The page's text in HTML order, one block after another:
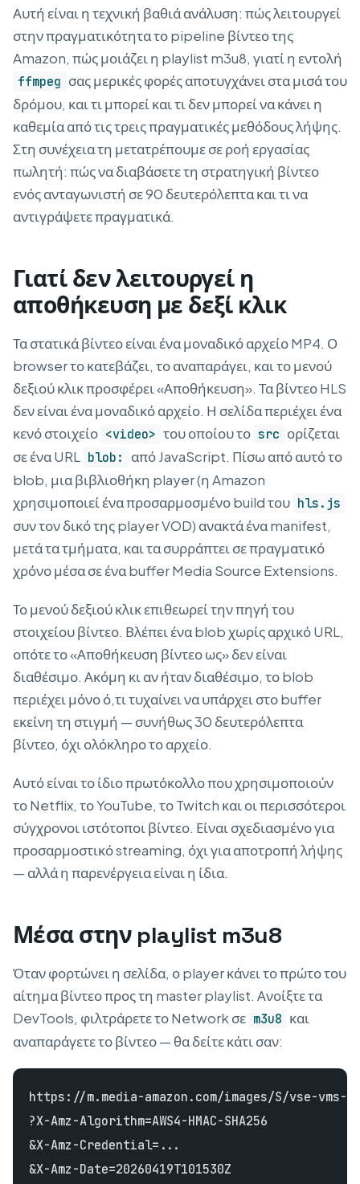
Αυτή είναι η τεχνική βαθιά ανάλυση: πώς λειτουργεί
στην πραγματικότητα το pipeline βίντεο της
Amazon, πώς μοιάζει η playlist m3u8, γιατί η εντολή
ffmpeg σας μερικές φορές αποτυγχάνει στα μισά του
δρόμου, και τι μπορεί και τι δεν μπορεί να κάνει η
καθεμία από τις τρεις πραγματικές μεθόδους λήψης.
Στη συνέχεια τη μετατρέπουμε σε ροή εργασίας
πωλητή: πώς να διαβάσετε τη στρατηγική βίντεο
ενός ανταγωνιστή σε 90 δευτερόλεπτα και τι να
αντιγράψετε πραγματικά.
Γιατί δεν λειτουργεί η
αποθήκευση με δεξί κλικ
Τα στατικά βίντεο είναι ένα μοναδικό αρχείο MP4. Ο
browser το κατεβάζει, το αναπαράγει, και το μενού
δεξιού κλικ προσφέρει «Αποθήκευση». Τα βίντεο HLS
δεν είναι ένα μοναδικό αρχείο. Η σελίδα περιέχει ένα
κενό στοιχείο <video> του οποίου το src ορίζεται
σε ένα URL blob:
από JavaScript. Πίσω από αυτό το
blob, μια βιβλιοθήκη player (η Amazon
χρησιμοποιεί ένα προσαρμοσμένο build του hls.js
συν τον δικό της player VOD) ανακτά ένα manifest,
μετά τα τμήματα, και τα συρράπτει σε πραγματικό
χρόνο μέσα σε ένα buffer Media Source Extensions.
Το μενού δεξιού κλικ επιθεωρεί την πηγή του
στοιχείου βίντεο. Βλέπει ένα blob χωρίς αρχικό URL,
οπότε το «Αποθήκευση βίντεο ως» δεν είναι
διαθέσιμο. Ακόμη κι αν ήταν διαθέσιμο, το blob
περιέχει μόνο ό,τι τυχαίνει να υπάρχει στο buffer
εκείνη τη στιγμή — συνήθως 30 δευτερόλεπτα
βίντεο, όχι ολόκληρο το αρχείο.
Αυτό είναι το ίδιο πρωτόκολλο που χρησιμοποιούν
το Netflix, το YouTube, το Twitch και οι περισσότεροι
σύγχρονοι ιστότοποι βίντεο. Είναι σχεδιασμένο για
προσαρμοστικό streaming, όχι για αποτροπή λήψης
— αλλά η παρενέργεια είναι η ίδια.
Μέσα στην playlist m3u8
Όταν φορτώνει η σελίδα, ο player κάνει το πρώτο του
αίτημα βίντεο προς τη master playlist. Ανοίξτε τα
DevTools, φιλτράρετε το Network σε m3u8 και
αναπαράγετε το βίντεο — θα δείτε κάτι σαν:
https://m.media-amazon.com/images/S/vse-
?X-Amz-Algorithm=AWS4-HMAC-SHA256
&X-Amz-Credential=...
&X-Amz-Date=20260419T101530Z